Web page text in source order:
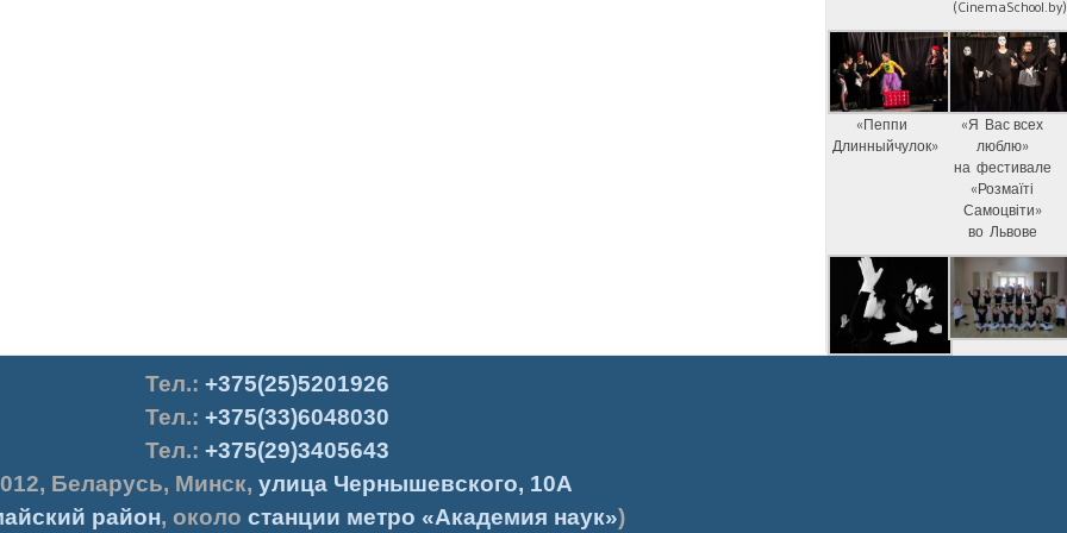
(CinemaSchool.by)
«Пеппи
Длинныйчулок»
«Я Вас всех
люблю»
на фестивале
«Розмаїті
Самоцвіти»
во Львове
Тел.: +375(25)5201926
Тел.: +375(33)6048030
Тел.: +375(29)3405643
, Беларусь, Минск, улица Чернышевского, 10А
район, около станции метро «Академия наук»)